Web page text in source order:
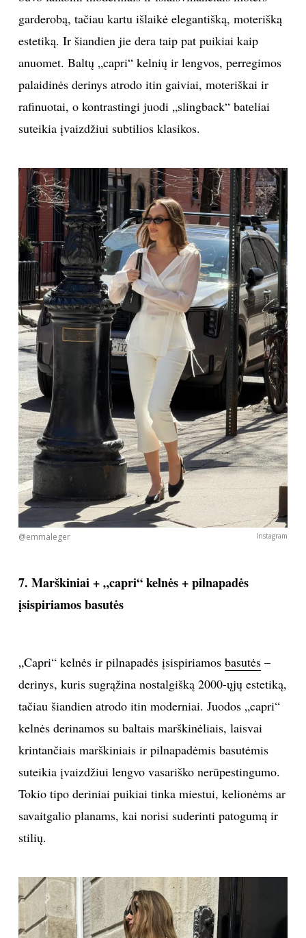
garderobą, tačiau kartu išlaikė elegantišką, moterišką
estetiką. Ir šiandien jie dera taip pat puikiai kaip
anuomet. Baltų „capri“ kelnių ir lengvos, perregimos
palaidinės derinys atrodo itin gaiviai, moteriškai ir
rafinuotai, o kontrastingi juodi „slingback“ bateliai
suteikia įvaizdžiui subtilios klasikos.
@emmaleger Instagram
7. Marškiniai + „capri“ kelnės + pilnapadės
įsispiriamos basutės
„Capri“ kelnės ir pilnapadės įsispiriamos basutės–
derinys, kuris sugrąžina nostalgišką 2000-ųjų estetiką,
tačiau šiandien atrodo itin moderniai. Juodos „capri“
kelnės derinamos su baltais marškinėliais, laisvai
krintančiais marškiniais ir pilnapadėmis basutėmis
suteikia įvaizdžiui lengvo vasariško nerūpestingumo.
Tokio tipo deriniai puikiai tinka miestui, kelionėms ar
savaitgalio planams, kai norisi suderinti patogumą ir
stilių.